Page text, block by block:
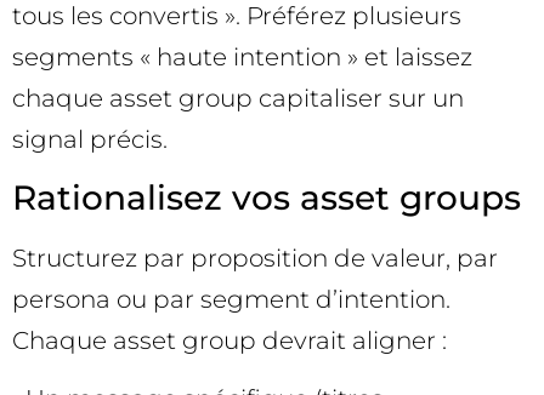
tous les convertis ». Préférez plusieurs
segments « haute intention » et laissez
chaque asset group capitaliser sur un
signal précis.
Rationalisez vos asset groups
Structurez par proposition de valeur, par
persona ou par segment d’intention.
Chaque asset group devrait aligner :